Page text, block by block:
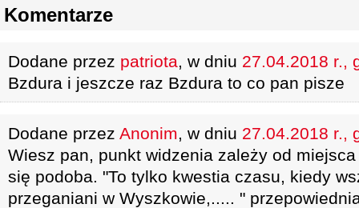
Komentarze
Dodane przez patriota, w dniu 27.04.2018 r.,
Bzdura i jeszcze raz Bzdura to co pan pisze
Dodane przez Anonim, w dniu 27.04.2018 r.,
Wiesz pan, punkt widzenia zależy od
się podoba. "To tylko kwestia czasu, kiedy
przeganiani w Wyszkowie,..... "